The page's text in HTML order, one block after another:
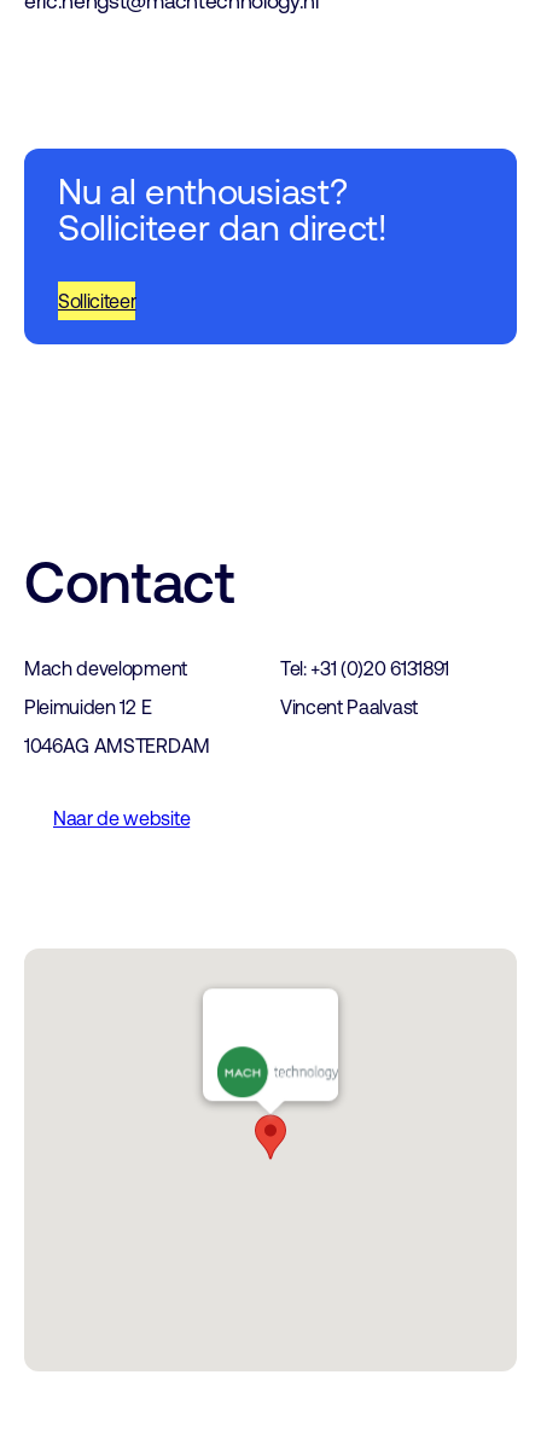
Nu al enthousiast?
Solliciteer dan direct!
Solliciteer
Contact
Mach development
Pleimuiden 12 E
1046AG AMSTERDAM
Tel: +31 (0)20 6131891
Vincent Paalvast
Naar de website